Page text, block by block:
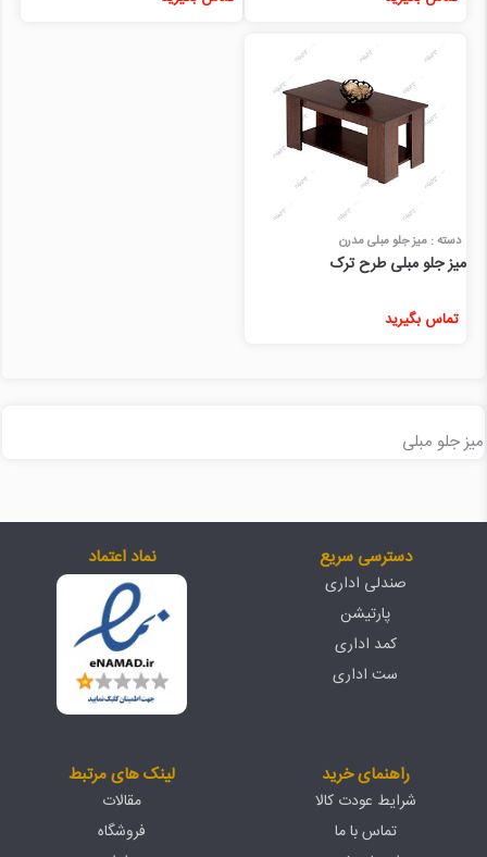
دسته : میز جلو مبلی مدرن
میز جلو مبلی طرح ترک
تماس بگیرید
میز جلو مبلی
نماد اعتماد دسترسی سریع
صندلی اداری
پارتیشن
کمد اداری
ست اداری
لینک های مرتبط
مقالات
فروشگاه
راهنمای خرید
شرایط عودت کالا
تماس با ما